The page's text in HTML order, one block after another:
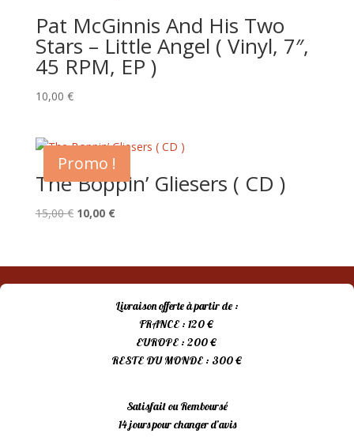
Pat McGinnis And His Two
Stars – Little Angel ( Vinyl, 7″,
45 RPM, EP )
10,00 €
Promo !
The Boppin’ Gliesers ( CD )
15,00€ Le
était :
15,00 €.
10,00 €Le
est :
10,00 €.
Livraison offerte à partir de :
FRANCE : 120 €
EUROPE : 200 €
RESTE DU MONDE : 300 €
Satisfait ou Remboursé
14 jours pour changer d’avis